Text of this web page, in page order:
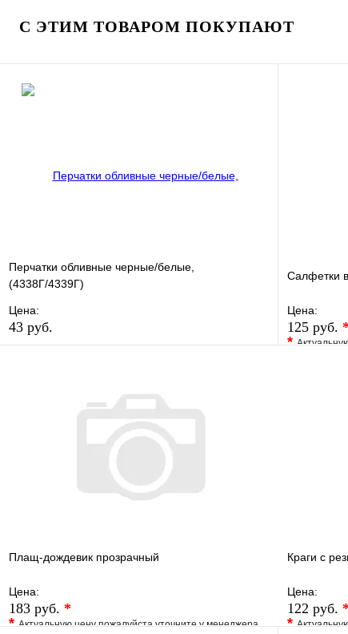
С ЭТИМ ТОВАРОМ ПОКУПАЮТ
Перчатки обливные черные/белые,
(4338Г/4339Г)
Цена:
43 руб.
В корзину
Салфетки
Цена:
125 руб. *
*
В
Плащ-дождевик прозрачный
Цена:
183 руб. *
*Актуальную цену пожалуйста уточните у менеджера
Краги с
Цена:
122 руб. *
*